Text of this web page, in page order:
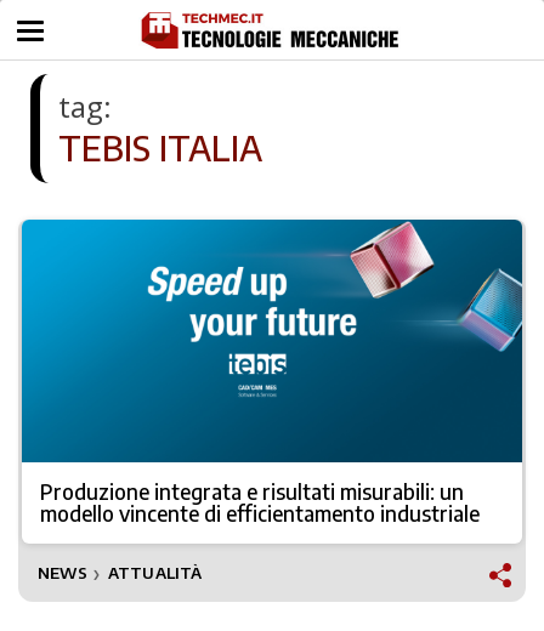
tag:
TEBIS ITALIA
Produzione integrata e risultati misurabili: un
modello vincente di efficientamento industriale
NEWS ❯ ATTUALITÀ